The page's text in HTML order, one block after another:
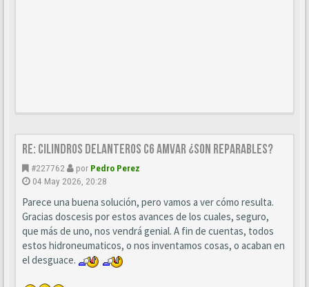
Re: CILINDROS DELANTEROS C6 AMVAR ¿SON REPARABLES?
#227762 por Pedro Perez
04 May 2026, 20:28
Parece una buena solución, pero vamos a ver cómo resulta.
Gracias doscesis por estos avances de los cuales, seguro,
que más de uno, nos vendrá genial. A fin de cuentas, todos
estos hidroneumaticos, o nos inventamos cosas, o acaban en
el desguace.